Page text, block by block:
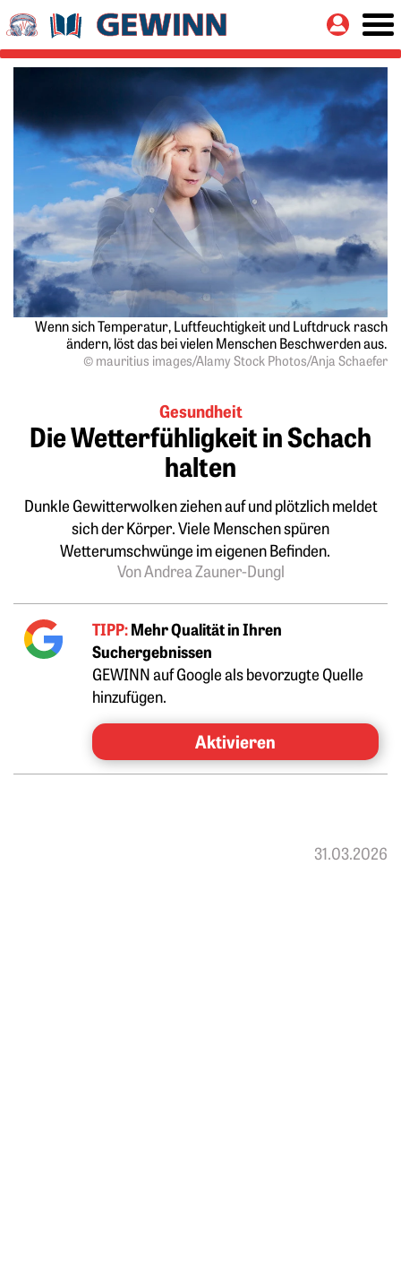
Springe zu:
Hauptinhalt
Wenn sich Temperatur, Luftfeuchtigkeit und Luftdruck rasch
ändern, löst das bei vielen Menschen Beschwerden aus.
© mauritius images/Alamy Stock Photos/Anja Schaefer
Gesundheit
Die Wetterfühligkeit in Schach
halten
Dunkle Gewitterwolken ziehen auf und plötzlich meldet
sich der Körper. Viele Menschen spüren
Wetterumschwünge im eigenen Befinden.
Von Andrea Zauner-Dungl
TIPP:Mehr Qualität in Ihren
Suchergebnissen
GEWINN auf Google als bevorzugte Quelle
hinzufügen.
Aktivieren
31.03.2026